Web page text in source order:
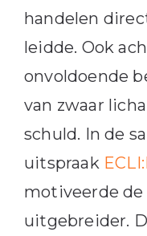
handelen
leidde. Ook
onvoldoende
van zwaar
schuld. In de
uitspraak
motiveerde de
uitgebreider.